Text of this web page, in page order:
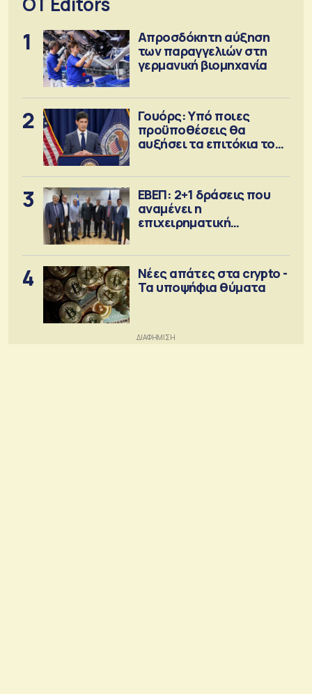
1
Απροσδόκητη αύξηση
των παραγγελιών στη
γερμανική βιομηχανία
2
Γουόρς: Υπό ποιες
προϋποθέσεις θα
αυξήσει τα επιτόκια τον
3
ΕΒΕΠ: 2+1 δράσεις που
αναμένει η
επιχειρηματική
4
Νέες απάτες στα crypto -
Τα υποψήφια θύματα